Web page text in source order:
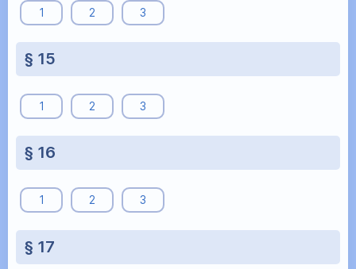
1 2 3
§ 15
1 2 3
§ 16
1 2 3
§ 17